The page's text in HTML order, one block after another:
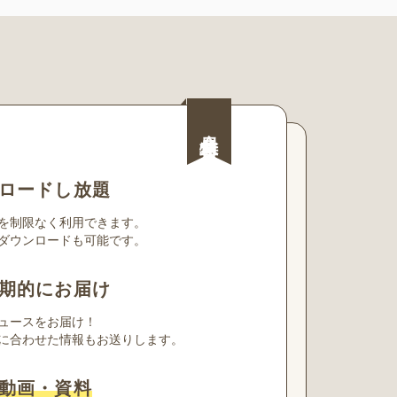
ードし放題
制限なく利用できます。
ウンロードも可能です。
的にお届け
ースをお届け！
合わせた情報もお送りします。
画・資料